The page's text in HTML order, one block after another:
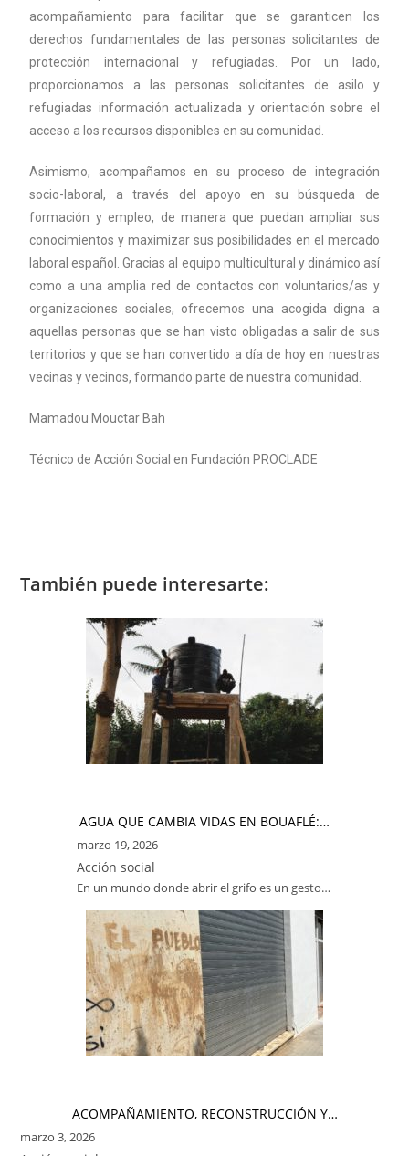
acompañamiento para facilitar que se garanticen los
derechos fundamentales de las personas solicitantes de
protección internacional y refugiadas. Por un lado,
proporcionamos a las personas solicitantes de asilo y
refugiadas información actualizada y orientación sobre el
acceso a los recursos disponibles en su comunidad.
Asimismo, acompañamos en su proceso de integración
socio-laboral, a través del apoyo en su búsqueda de
formación y empleo, de manera que puedan ampliar sus
conocimientos y maximizar sus posibilidades en el mercado
laboral español. Gracias al equipo multicultural y dinámico así
como a una amplia red de contactos con voluntarios/as y
organizaciones sociales, ofrecemos una acogida digna a
aquellas personas que se han visto obligadas a salir de sus
territorios y que se han convertido a día de hoy en nuestras
vecinas y vecinos, formando parte de nuestra comunidad.
Mamadou Mouctar Bah
Técnico de Acción Social en Fundación PROCLADE
También puede interesarte:
AGUA QUE CAMBIA VIDAS EN BOUAFLÉ:…
marzo 19, 2026
Acción social
En un mundo donde abrir el grifo es un gesto…
ACOMPAÑAMIENTO, RECONSTRUCCIÓN Y…
marzo 3, 2026